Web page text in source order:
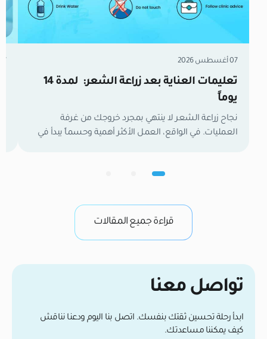
07 أغسطس 2026
تعليمات العناية بعد زراعة الشعر: لمدة 14
يوماً
نجاح زراعة الشعر لا ينتهي بمجرد خروجك من غرفة
العمليات. في الواقع، العمل الأكثر أهمية وحسماً يبدأ في
تكون بصيلات الشعر الجديدة كائنات حية وهشة تعمل
من واقع خبرتنا […]
قراءة جميع المقالات
تواصل معنا
ابدأ رحلة تحسين ثقتك بنفسك. اتصل بنا اليوم ودعنا نناقش
كيف يمكننا مساعدتك.